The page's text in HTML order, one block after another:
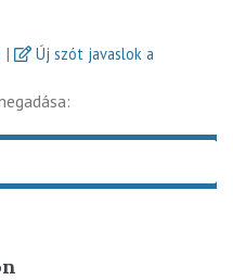
|
Új szót javaslok a